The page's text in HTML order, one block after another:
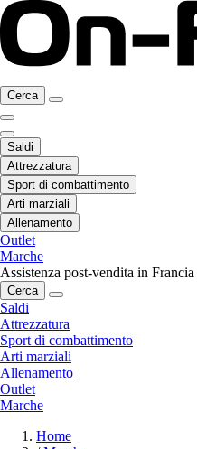
Cerca
Saldi
Attrezzatura
Sport di combattimento
Arti marziali
Allenamento
Outlet
Marche
Assistenza post-vendita in Francia
Cerca
Saldi
Attrezzatura
Sport di combattimento
Arti marziali
Allenamento
Outlet
Marche
Home